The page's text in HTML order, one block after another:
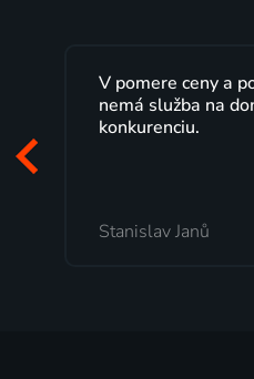
V pomere ceny a
nemá služba na
konkurenciu.
Stanislav Janů